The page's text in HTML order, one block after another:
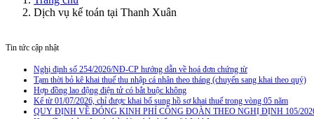
Dịch vụ kế toán tại Thanh Xuân
Tin tức cập nhật
Nghị định số 254/2026/NĐ-CP hướng dẫn về hoá đơn chứng từ
Tạm thời bỏ kê khai thuế thu nhập cá nhân theo tháng (chuyển sang khai theo quý)
Hợp đồng lao động điện tử có bắt buộc không
Kể từ 01/07/2026, chỉ được khai bổ sung hồ sơ khai thuế trong vòng 05 năm
QUY ĐỊNH VỀ ĐÓNG KINH PHÍ CÔNG ĐOÀN THEO NGHỊ ĐỊNH 105/